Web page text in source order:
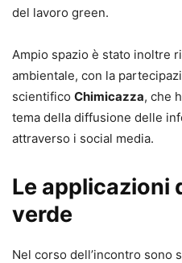
del lavoro green.
Ampio spazio è stato inoltre
ambientale, con la
scientifico Chimicazza, che
tema della diffusione delle
attraverso i social media.
Le applicazioni
verde
Nel corso dell’incontro sono